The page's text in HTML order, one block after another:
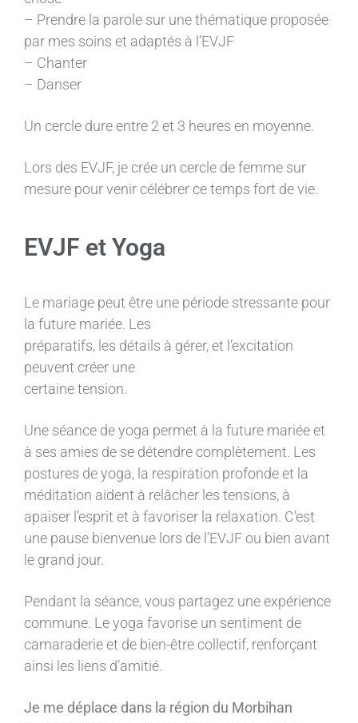
– Prendre la parole sur une thématique proposée
par mes soins et adaptés à l’EVJF
– Chanter
– Danser
Un cercle dure entre 2 et 3 heures en moyenne.
Lors des EVJF, je crée un cercle de femme sur
mesure pour venir célébrer ce temps fort de vie.
EVJF et Yoga
Le mariage peut être une période stressante pour
la future mariée. Les
préparatifs, les détails à gérer, et l’excitation
peuvent créer une
certaine tension.
Une séance de yoga permet à la future mariée et
à ses amies de se détendre complètement. Les
postures de yoga, la respiration profonde et la
méditation aident à relâcher les tensions, à
apaiser l’esprit et à favoriser la relaxation. C’est
une pause bienvenue lors de l’EVJF ou bien avant
le grand jour.
Pendant la séance, vous partagez une expérience
commune. Le yoga favorise un sentiment de
camaraderie et de bien-être collectif, renforçant
ainsi les liens d’amitié.
Je me déplace dans la région du Morbihan